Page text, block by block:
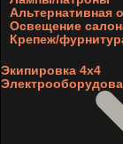
Альтернативная
Освещение
Крепеж/
Экипировка 4х4